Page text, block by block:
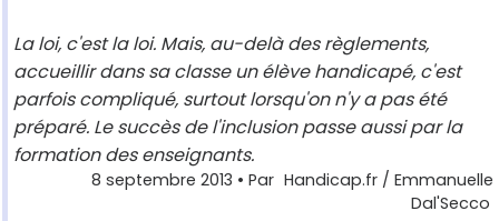
La loi, c'est la loi. Mais, au-delà des règlements,
accueillir dans sa classe un élève handicapé, c'est
parfois compliqué, surtout lorsqu'on n'y a pas été
préparé. Le succès de l'inclusion passe aussi par la
formation des enseignants.
8 septembre 2013 • Par Handicap.fr / Emmanuelle
Dal'Secco